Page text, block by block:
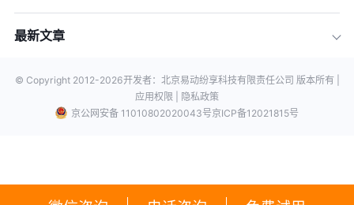
最新文章
© Copyright 2012-2026开发者：北京易动纷享科技有限责任公司 版本所有 |
应用权限 |
隐私政策
京公网安备 11010802020043号京ICP备12021815号